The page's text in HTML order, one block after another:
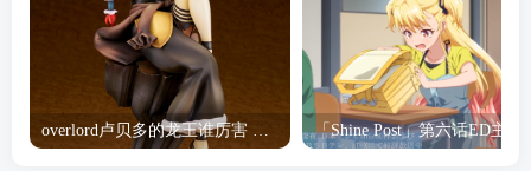
overlord卢贝多的龙王谁厉害 「Overlord」露普斯蕾琪娜·贝塔手办开订